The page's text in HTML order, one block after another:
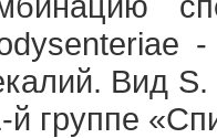
Вид S.
й группе